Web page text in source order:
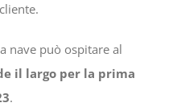
nave può ospitare al
il largo per la prima
.